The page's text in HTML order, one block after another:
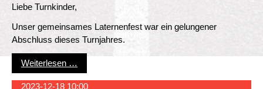
Liebe Turnkinder,
Unser gemeinsames Laternenfest war ein gelungener
Abschluss dieses Turnjahres.
Weiterlesen …
2023-12-18 10:00